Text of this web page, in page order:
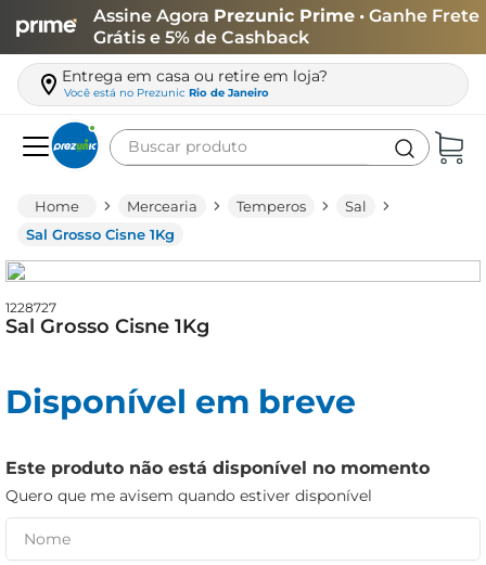
Assine Agora Prezunic Prime • Ganhe Frete
Grátis e 5% de Cashback
Entrega em casa ou retire em loja?
Você está no Prezunic Rio de Janeiro
Buscar produto
Mercearia Temperos
Sal
Sal Grosso Cisne 1Kg
1228727
Sal Grosso Cisne 1Kg
Disponível em breve
Este produto não está disponível no momento
Quero que me avisem quando estiver disponível
leite
queijo
azeite
papel higiênico